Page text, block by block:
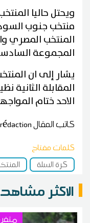
ويحتل حاليا
منتخب جنوب
المنتخب المصري
المجموعة
يشار إلى ان
المقابلة
الاحد ختام
كاتب المقال
كلمات مفتاح
كرة السلة
الاكثر